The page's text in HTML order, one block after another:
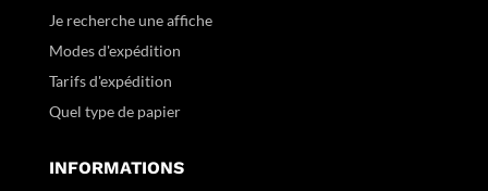
Je recherche une affiche
Modes d'expédition
Tarifs d'expédition
Quel type de papier
INFORMATIONS